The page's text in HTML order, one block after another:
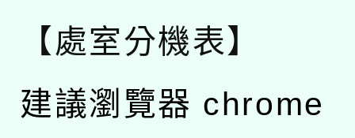
【處室分機表】
建議瀏覽器 chrome